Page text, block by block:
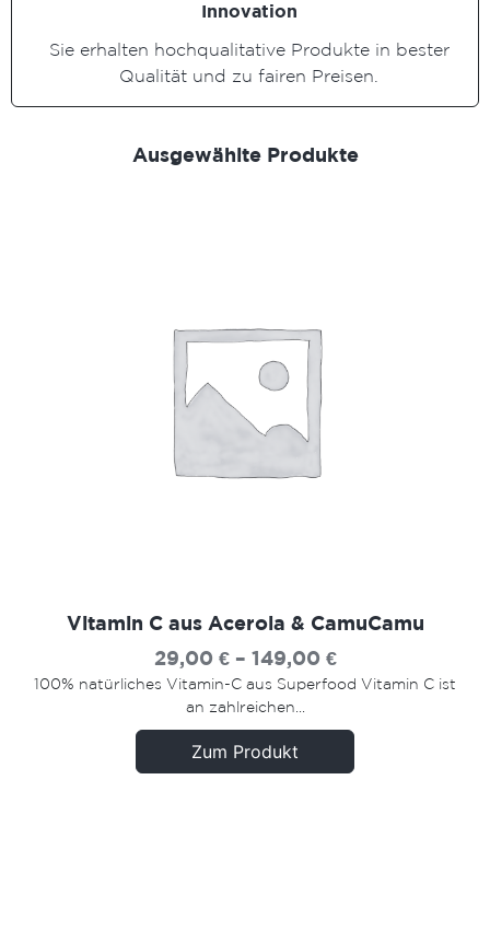
Innovation
Sie erhalten hochqualitative Produkte in bester
Qualität und zu fairen Preisen.
Ausgewählte Produkte
Vitamin C aus Acerola & CamuCamu
29,00 € – 149,00 €
100% natürliches Vitamin-C aus Superfood Vitamin C ist
an zahlreichen...
Zum Produkt